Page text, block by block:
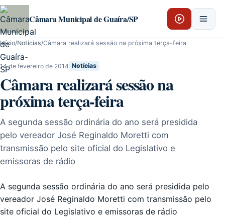
Pular para o conteúdo
Câmara Municipal de Guaíra/SP
Início/Notícias/Câmara realizará sessão na próxima terça-feira
14 de fevereiro de 2014 Notícias
Câmara realizará sessão na
próxima terça-feira
A segunda sessão ordinária do ano será presidida
pelo vereador José Reginaldo Moretti com
transmissão pelo site oficial do Legislativo e
emissoras de rádio
A segunda sessão ordinária do ano será presidida pelo
vereador José Reginaldo Moretti com transmissão pelo
site oficial do Legislativo e emissoras de rádio